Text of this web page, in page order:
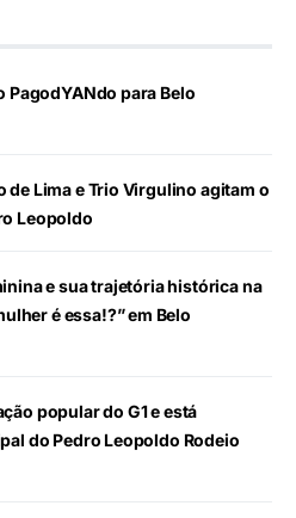
PagodYANdo para Belo
de Lima e Trio Virgulino agitam o
Leopoldo
e sua trajetória histórica na
é essa!?” em Belo
popular do G1 e está
do Pedro Leopoldo Rodeio